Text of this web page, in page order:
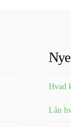
Hvad
Lån